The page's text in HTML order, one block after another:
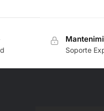
Soporte